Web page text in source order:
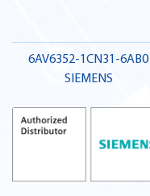
6AV6352-1CN31-6AB0
SIEMENS